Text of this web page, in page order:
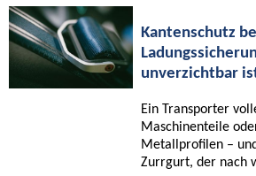
Kantenschutz
unverzichtbar
Ein Transporter
Maschinenteile
Metallprofilen –
Zurrgurt, der nach